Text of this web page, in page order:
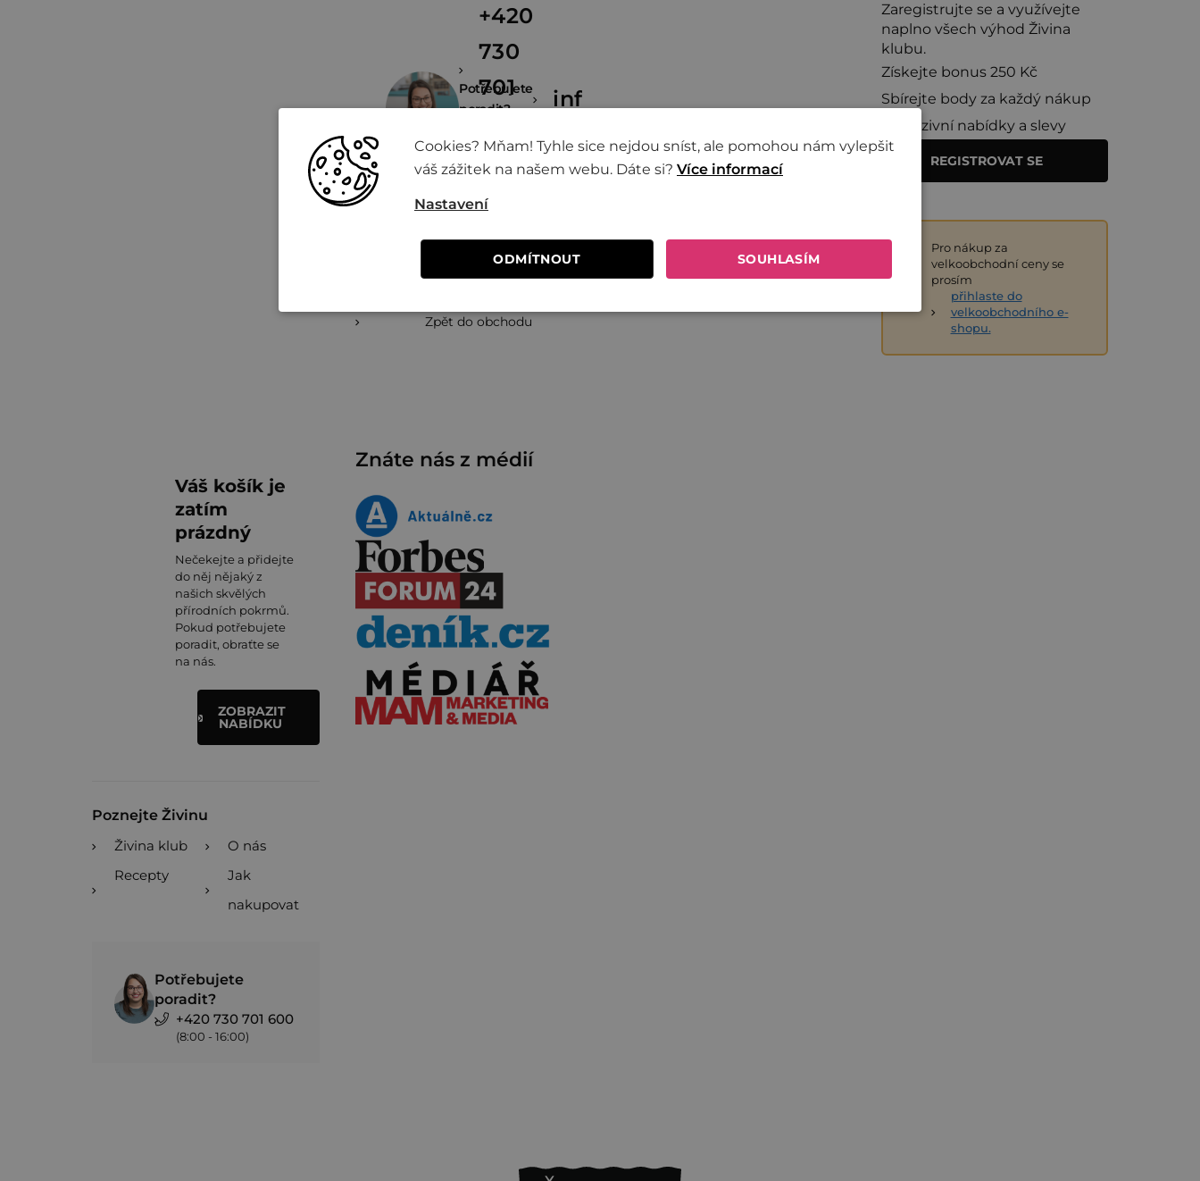
Potřebujete
poradit?
+420
730
701
(8:00 -
info@zivina.cz
Zpět do obchodu
Zaregistrujte se a využívejte
naplno všech výhod Živina
klubu.
Získejte bonus 250 Kč
Sbírejte body za každý nákup
Exkluzivní nabídky a slevy
REGISTROVAT SE
Pro nákup za
velkoobchodní ceny se
prosím
přihlaste do
velkoobchodního e-
shopu.
Váš košík je
zatím
prázdný
Nečekejte a přidejte
do něj nějaký z
našich skvělých
přírodních pokrmů.
Pokud potřebujete
poradit, obraťte se
na nás.
ZOBRAZIT
NABÍDKU
Poznejte Živinu
Živina klub
O nás
Recepty
Jak
nakupovat
Potřebujete
poradit?
+420 730 701 600
(8:00 - 16:00)
Znáte nás z médií
Cookies? Mňam! Tyhle sice nejdou sníst, ale pomohou nám vylepšit
váš zážitek na našem webu. Dáte si? Více informací
SOUHLASÍM
ODMÍTNOUT
Nastavení